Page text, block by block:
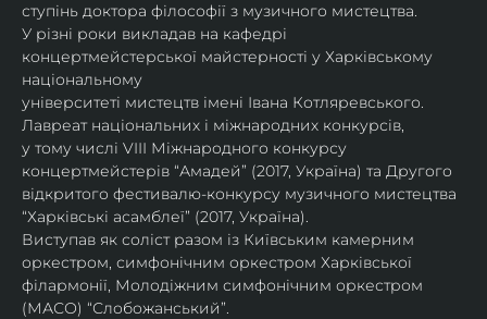
ступінь доктора філософії з музичного мистецтва.
У різні роки викладав на кафедрі
концертмейстерської майстерності у Харківському
національному
університеті мистецтв імені Івана Котляревського.
Лавреат національних і міжнародних конкурсів,
у тому числі VIII Міжнародного конкурсу
концертмейстерів “Амадей” (2017, Україна) та Другого
відкритого фестивалю-конкурсу музичного мистецтва
“Харківські асамблеї” (2017, Україна).
Виступав як соліст разом із Київським камерним
оркестром, симфонічним оркестром Харківської
філармонії, Молодіжним симфонічним оркестром
(МАСО) “Слобожанський”.